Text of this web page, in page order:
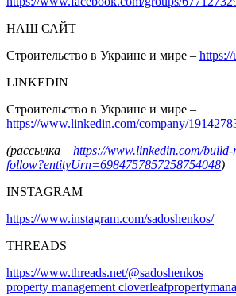
НАШ САЙТ
Строительство в Украине и мире –
LINKEDIN
Строительство в Украине и мире –
https://www.linkedin.com/company/
(рассылка – https://www.linkedin.com/build-
follow?entityUrn=6984757857258754048)
INSTAGRAM
https://www.instagram.com/sadoshenkos/
THREADS
https://www.threads.net/@sadoshenkos
property management